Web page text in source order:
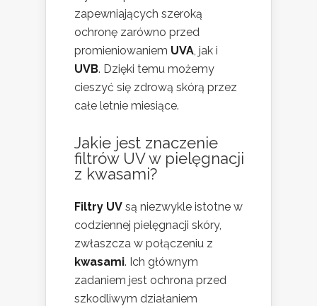
zapewniających szeroką
ochronę zarówno przed
promieniowaniem UVA , jak i
UVB. Dzięki temu możemy
cieszyć się zdrową skórą przez
całe letnie miesiące.
Jakie jest znaczenie
filtrów UV w pielęgnacji
z kwasami?
Filtry UV są niezwykle istotne w
codziennej pielęgnacji skóry,
zwłaszcza w połączeniu z
kwasami. Ich głównym
zadaniem jest ochrona przed
szkodliwym działaniem